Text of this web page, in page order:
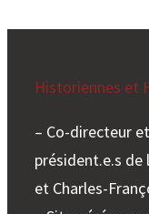
Historiennes et
– Co-directeur
président.e.s de
et Charles-